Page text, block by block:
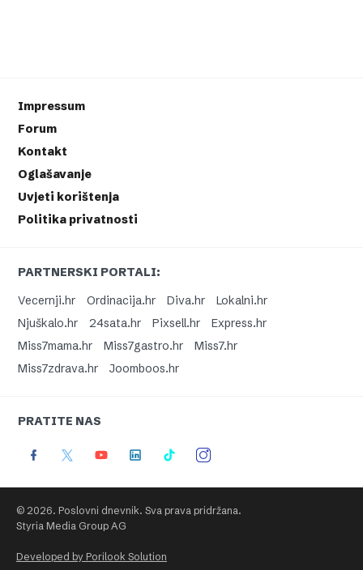
Impressum
Forum
Kontakt
Oglašavanje
Uvjeti korištenja
Politika privatnosti
PARTNERSKI PORTALI:
Vecernji.hr
Ordinacija.hr Diva.hr
Lokalni.hr
Njuškalo.hr
24sata.hr Pixsell.hr
Express.hr
Miss7mama.hr
Miss7gastro.hr
Miss7.hr
Miss7zdrava.hr
Joomboos.hr
PRATITE NAS
© 2026. Poslovni dnevnik. Sva prava pridržana.
Styria Media Group AG
Developed by Porilook Solution